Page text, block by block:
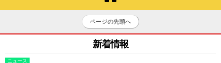
ページの先頭へ
新着情報
ニュース